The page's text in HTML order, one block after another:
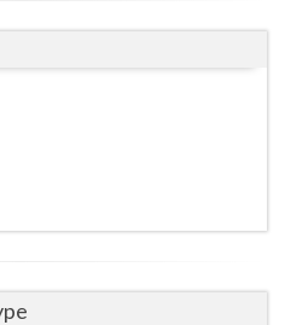
familie si cuplu (1)